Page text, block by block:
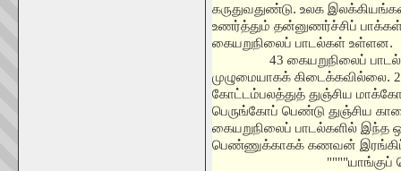
கருதுவதுண்டு. உலக
உணர்த்தும் தன்னுணர்ச்சிப்
கையறுநிலைப் பாடல்கள் உள்ளன.
43 கையறுநிலைப்
முழுமையாகக் கிடைக்கவில்லை.
கோட்டம்பலத்துத் துஞ்சிய
பெருங்கோப் பெண்டு துஞ்சிய
கையறுநிலைப் பாடல்களில் இந்த
பெண்ணுக்காகக் கணவன் இரங்கிப்
""""யாங்குப்